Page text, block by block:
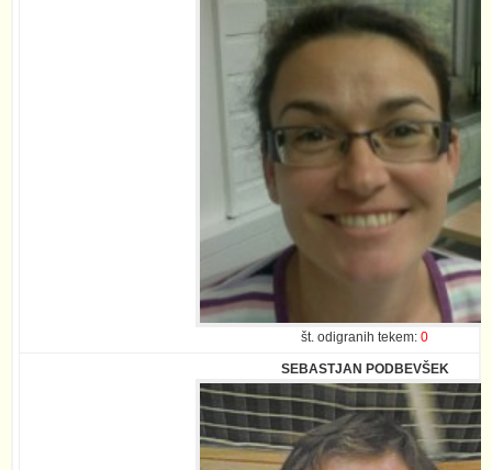
št. odigranih tekem:0
SEBASTJAN PODBEVŠEK